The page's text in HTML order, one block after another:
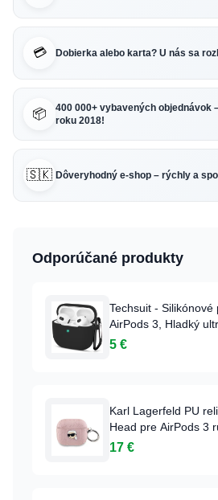
💳 Dobierka alebo karta? U nás sa
📦
400 000+ vybavených objednávok
roku 2018!
🇸🇰 Dôveryhodný e-shop – rýchly a
Odporúčané produkty
Techsuit -
AirPods 3, Hladký
Čierne
5 €
Karl Lagerfeld PU
Head pre AirPods 3
17 €